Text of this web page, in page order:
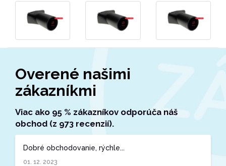
Overené našimi
zákazníkmi
Viac ako 95 % zákazníkov odporúča náš
obchod (z 973 recenzií).
Dobré obchodovanie, rýchle...
01. 12. 2023